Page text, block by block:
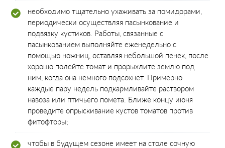
необходимо тщательно ухаживать за помидорами,
периодически осуществляя пасынкование и
подвязку кустиков. Работы, связанные с
пасынкованием выполняйте еженедельно с
помощью ножниц, оставляя небольшой пенек, после
хорошо полейте томат и прорыхлите землю под
ним, когда она немного подсохнет. Примерно
каждые пару недель подкармливайте раствором
навоза или птичьего помета. Ближе концу июня
проведите опрыскивание кустов томатов против
фитофторы;
чтобы в будущем сезоне имеет на столе сочную